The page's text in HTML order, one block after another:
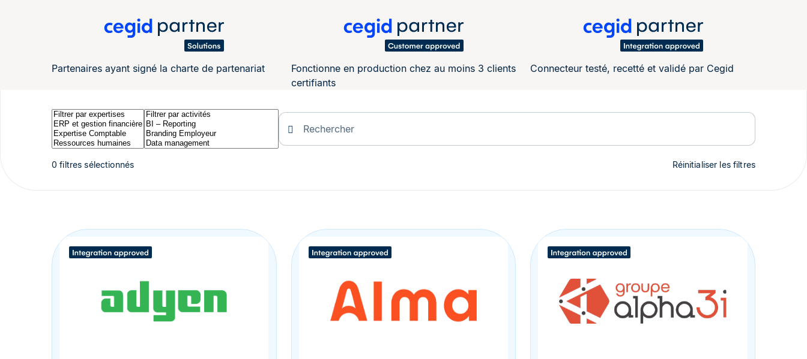
Partenaires ayant signé la charte de partenariat
Fonctionne en production chez au moins 3 clients
certifiants
Connecteur testé, recetté et validé par Cegid
0 filtres sélectionnés Réinitialiser les filtres